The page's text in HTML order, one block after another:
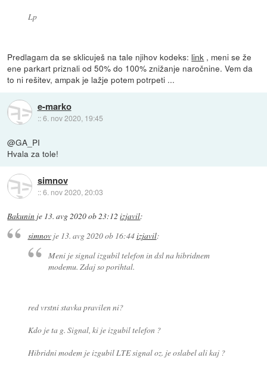
Lp
Predlagam da se sklicuješ na tale njihov kodeks: link , meni se že
ene parkart priznali od 50% do 100% znižanje naročnine. Vem da
to ni rešitev, ampak je lažje potem potrpeti ...
e-marko
::6. nov 2020, 19:45
@GA_PI
Hvala za tole!
simnov
::6. nov 2020, 20:03
Bakunin je 13. avg 2020 ob 23:12 izjavil:
simnovje 13. avg 2020 ob 16:44izjavil:
Meni je signal izgubil telefon in dsl na hibridnem
modemu. Zdaj so porihtal.
red vrstni stavka pravilen ni?
Kdo je ta g. Signal, ki je izgubil telefon ?
Hibridni modem je izgubil LTE signal oz. je oslabel ali kaj ?